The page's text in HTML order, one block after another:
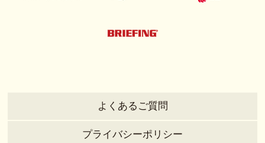
よくあるご質問
プライバシーポリシー